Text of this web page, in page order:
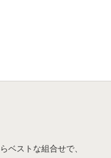
ベストな組合せで、